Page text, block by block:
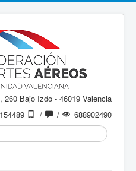
Bajo Izdo - 46019 Valencia
/ /
688902490